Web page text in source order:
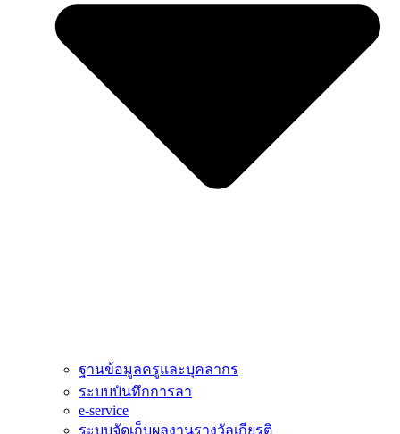
ฐานข้อมูลครูและบุคลากร
ระบบบันทึกการลา
e-service
ระบบจัดเก็บผลงานรางวัลเกียรติ